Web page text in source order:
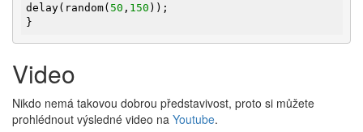
delay(random( 50 , 150 ));
}
Video
Nikdo nemá takovou dobrou představivost, proto si můžete
prohlédnout výsledné video na Youtube.